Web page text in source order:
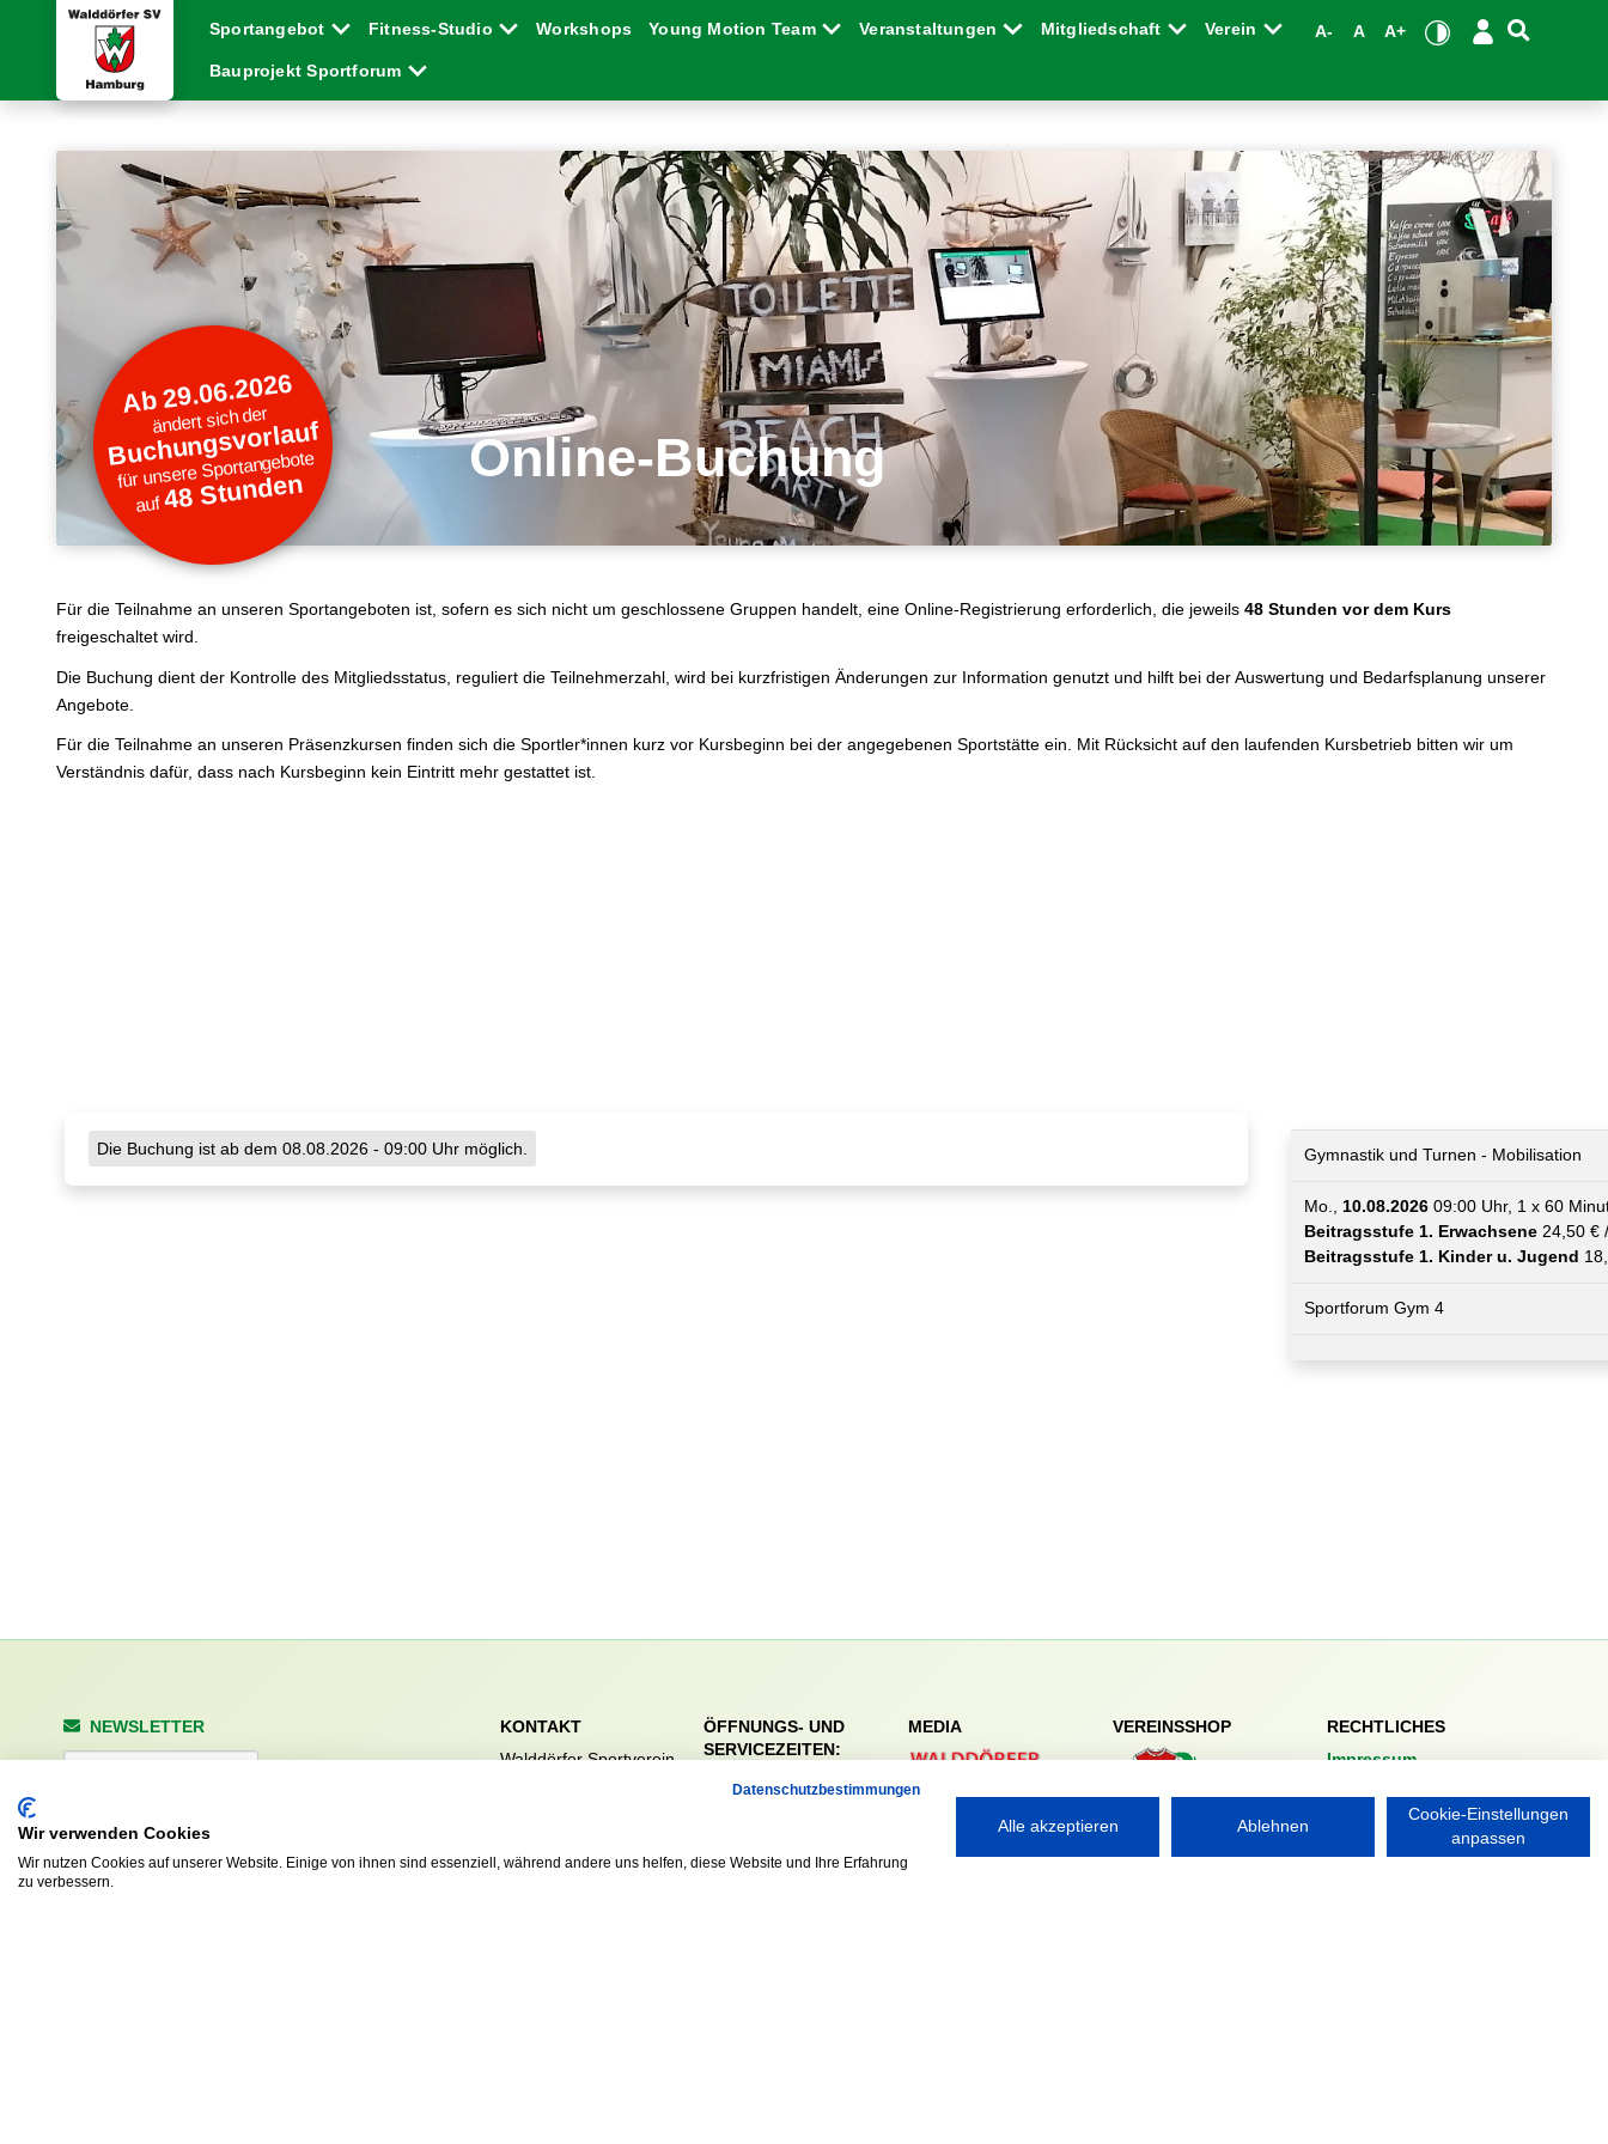
Sportangebot Fitness-Studio Workshops Young Motion Team Veranstaltungen Mitgliedschaft Verein
Bauprojekt Sportforum
A- A A+
Ab 29.06.2026
ändert sich der
Buchungsvorlauf
für unsere Sportangebote
auf48 Stunden
Online-Buchung
Für die Teilnahme an unseren Sportangeboten ist, sofern es sich nicht um geschlossene Gruppen handelt, eine Online-Registrierung erforderlich, die jeweils48 Stunden vor dem Kurs
freigeschaltet wird.
Die Buchung dient der Kontrolle des Mitgliedsstatus, reguliert die Teilnehmerzahl, wird bei kurzfristigen Änderungen zur Information genutzt und hilft bei der Auswertung und Bedarfsplanung unserer
Angebote.
Für die Teilnahme an unseren Präsenzkursen finden sich die Sportler*innen kurz vor Kursbeginn bei der angegebenen Sportstätte ein. Mit Rücksicht auf den laufenden Kursbetrieb bitten wir um
Verständnis dafür, dass nach Kursbeginn kein Eintritt mehr gestattet ist.
Gymnastik und Turnen - Mobilisation
Mo., 10.08.202609:00 Uhr, 1 x 60
Beitragsstufe 1. Erwachsene24,50 €
Beitragsstufe 1. Kinder u. Jugend
Sportforum Gym 4
Die Buchung ist ab dem 08.08.2026 - 09:00 Uhr möglich.
Datenschutzbestimmungen
Wir verwenden Cookies
Wir nutzen Cookies auf unserer Website. Einige von ihnen sind essenziell, während andere uns helfen, diese Website und Ihre Erfahrung
zu verbessern.
Alle akzeptieren Ablehnen
Cookie-Einstellungen
anpassen
NEWSLETTER
Anrede
Abonnieren
KONTAKT
Walddörfer Sportverein
info@walddoerfer-
ÖFFNUNGS- UND
SERVICEZEITEN:
Mo. – Fr. 8:00 – 22:00
Uhr
MEDIA VEREINSSHOP
Nordsport.store
RECHTLICHES
Impressum